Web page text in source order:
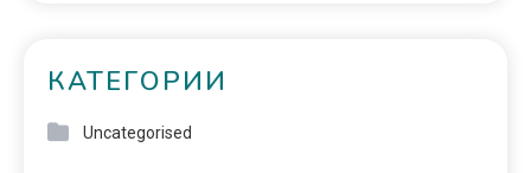
КАТЕГОРИИ
Uncategorised